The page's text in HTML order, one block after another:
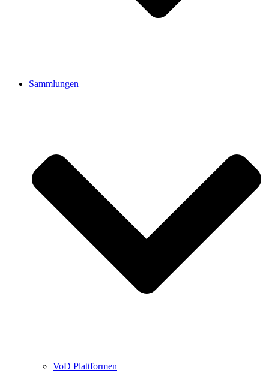
Sammlungen
VoD Plattformen